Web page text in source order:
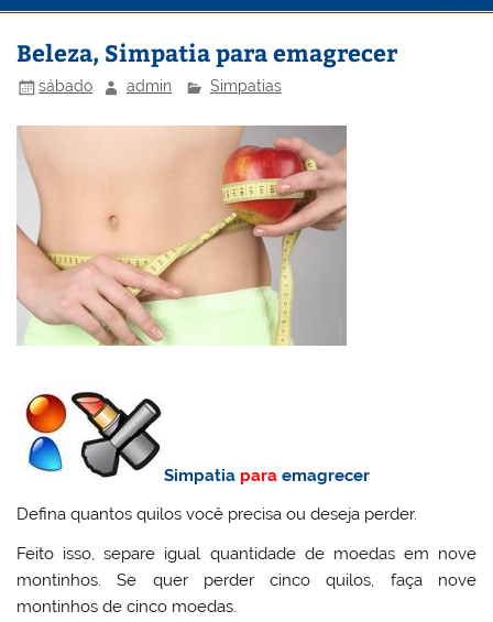
Beleza, Simpatia para emagrecer
sábado admin Simpatias
Simpatia paraemagrecer
Defina quantos quilos você precisa ou deseja perder.
Feito isso, separe igual quantidade de moedas em nove
montinhos. Se quer perder cinco quilos, faça nove
montinhos de cinco moedas.